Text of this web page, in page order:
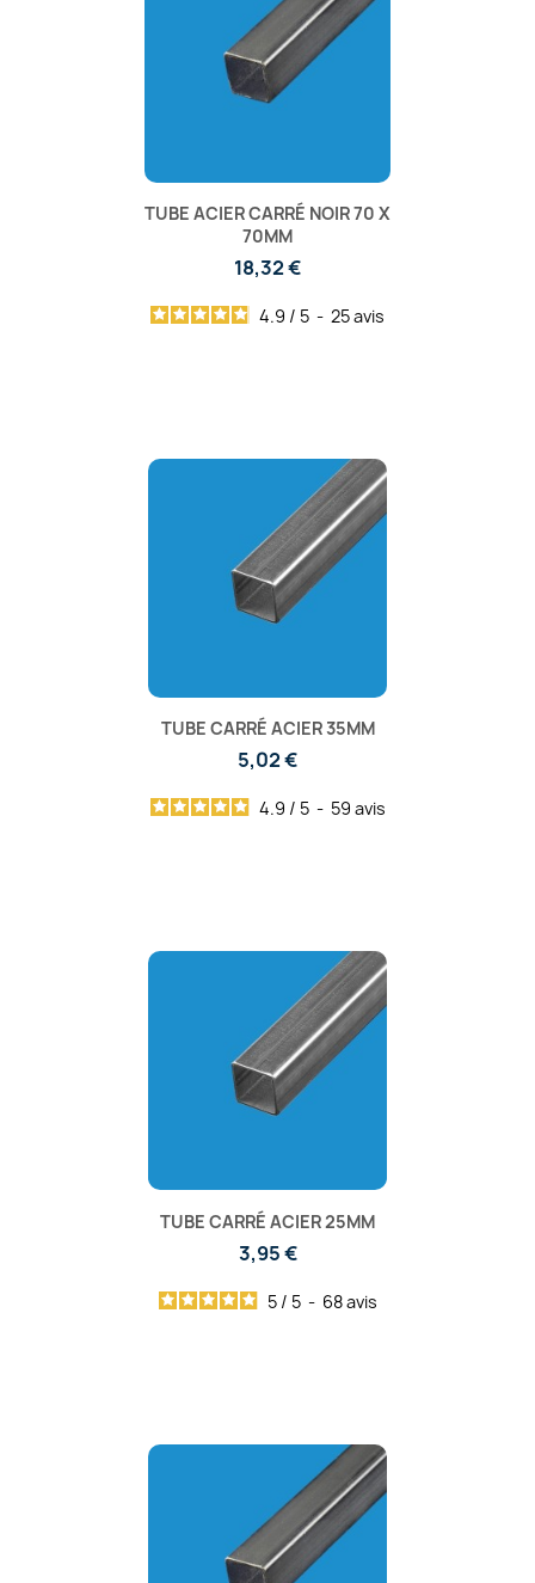
TUBE ACIER CARRÉ NOIR 70 X
70MM
18,32 €
4.9 / 5 - 25avis
TUBE CARRÉ ACIER 35MM
5,02 €
4.9 / 5 - 59 avis
TUBE CARRÉ ACIER 25MM
3,95 €
5 / 5 - 68avis